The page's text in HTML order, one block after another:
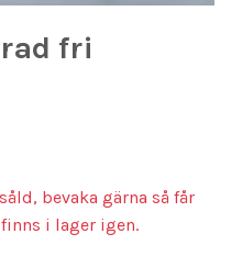
fri
bevaka gärna så får
i lager igen.